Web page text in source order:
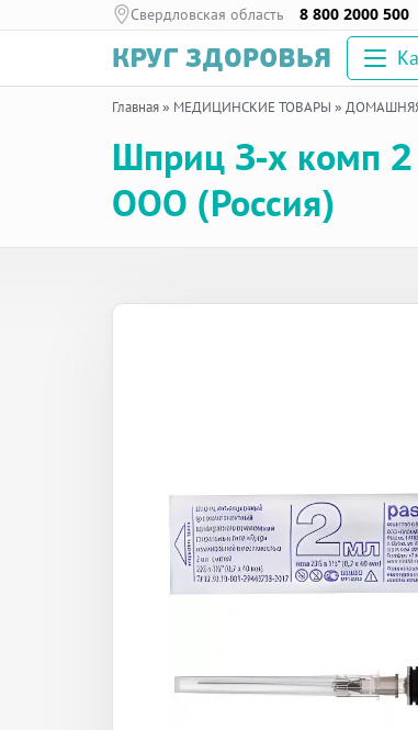
Свердловская область 8 800 2000 500
Главная» МЕДИЦИНСКИЕ ТОВАРЫ »
Шприц 3-х комп
ООО (Россия)